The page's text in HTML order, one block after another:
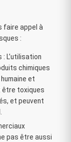
faire appel à
:
L’utilisation
chimiques
et
être toxiques
et peuvent
pas être aussi